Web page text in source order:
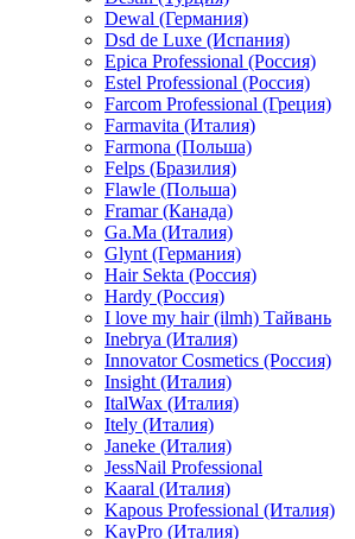
Dewal (Германия)
Dsd de Luxe (Испания)
Epica Professional (Россия)
Estel Professional (Россия)
Farcom Professional (Греция)
Farmavita (Италия)
Farmona (Польша)
Felps (Бразилия)
Flawle (Польша)
Framar (Канада)
Ga.Ma (Италия)
Glynt (Германия)
Hair Sekta (Россия)
Hardy (Россия)
I love my hair (ilmh) Тайвань
Inebrya (Италия)
Innovator Cosmetics (Россия)
Insight (Италия)
ItalWax (Италия)
Itely (Италия)
Janeke (Италия)
JessNail Professional
Kaaral (Италия)
Kapous Professional (Италия)
KayPro (Италия)